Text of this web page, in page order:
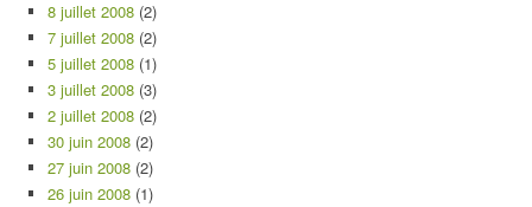
8 juillet 2008 (2)
7 juillet 2008 (2)
5 juillet 2008 (1)
3 juillet 2008 (3)
2 juillet 2008 (2)
30 juin 2008 (2)
27 juin 2008 (2)
26 juin 2008 (1)